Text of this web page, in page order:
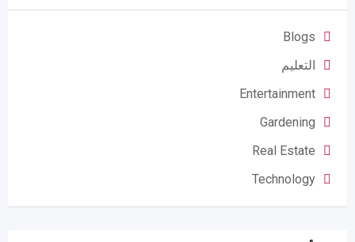
Blogs
التعليم
Entertainment
Gardening
Real Estate
Technology